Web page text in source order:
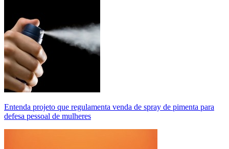
Entenda projeto que regulamenta venda de spray de pimenta para
defesa pessoal de mulheres